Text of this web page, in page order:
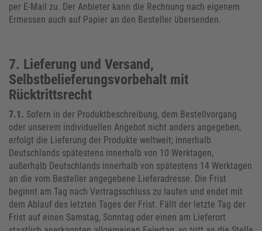
per E-Mail zu. Der Anbieter kann die Rechnung nach eigenem
Ermessen auch auf Papier an den Besteller übersenden.
7. Lieferung und Versand,
Selbstbelieferungsvorbehalt mit
Rücktrittsrecht
7.1. Sofern in der Produktbeschreibung, dem Bestellvorgang
oder unserem individuellen Angebot nicht anders angegeben,
erfolgt die Lieferung der Produkte weltweit; innerhalb
Deutschlands spätestens innerhalb von 10 Werktagen,
außerhalb Deutschlands innerhalb von spätestens 14 Werktagen
an die vom Besteller angegebene Lieferadresse. Die Frist
beginnt am Tag nach Vertragsschluss zu laufen und endet mit
dem Ablauf des letzten Tages der Frist. Fällt der letzte Tag der
Frist auf einen Samstag, Sonntag oder einen am Lieferort